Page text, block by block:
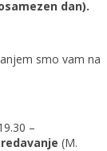
dan).
smo vam na
–
(M.